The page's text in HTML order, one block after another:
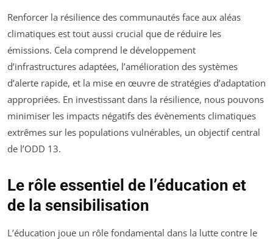
Renforcer la résilience des communautés face aux aléas
climatiques est tout aussi crucial que de réduire les
émissions. Cela comprend le développement
d’infrastructures adaptées, l’amélioration des systèmes
d’alerte rapide, et la mise en œuvre de stratégies d’adaptation
appropriées. En investissant dans la résilience, nous pouvons
minimiser les impacts négatifs des évènements climatiques
extrêmes sur les populations vulnérables, un objectif central
de l’ODD 13.
Le rôle essentiel de l’éducation et
de la sensibilisation
L’éducation joue un rôle fondamental dans la lutte contre le